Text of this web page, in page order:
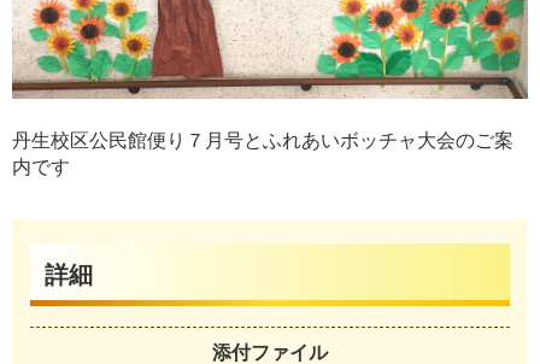
丹生校区公民館便り７月号とふれあいボッチャ大会のご案
内です
詳細
添付ファイル